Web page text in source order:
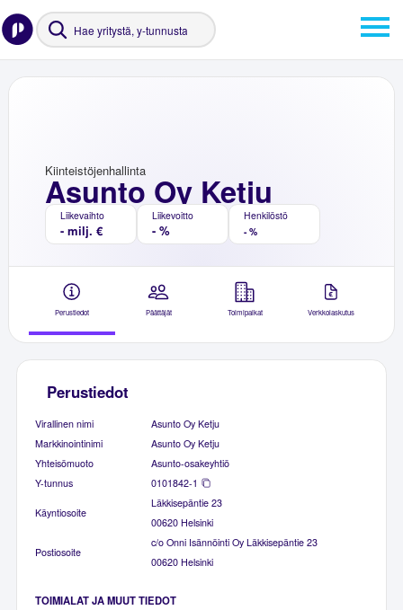
Asunto Oy Ketju
Kiinteistöjenhallinta
Liikevaihto
- milj. €
Liikevoitto
- %
Henkilöstö
- %
Perustiedot Päättäjät Toimipaikat Verkkolaskutus
Perustiedot
Virallinen nimi
Asunto Oy Ketju
Markkinointinimi
Asunto Oy Ketju
Yhteisömuoto
Asunto-osakeyhtiö
Y-tunnus
0101842-1
Käyntiosoite
Läkkisepäntie 23
00620 Helsinki
Postiosoite
c/o Onni Isännöinti Oy Läkkisepäntie 23
00620 Helsinki
TOIMIALAT JA MUUT TIEDOT